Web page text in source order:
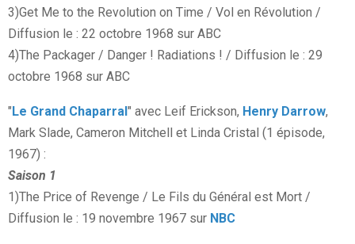
3)Get Me to the Revolution on Time / Vol en Révolution /
Diffusion le : 22 octobre 1968 sur ABC
4)The Packager / Danger ! Radiations ! / Diffusion le : 29
octobre 1968 sur ABC
"Le Grand Chaparral" avec Leif Erickson, Henry Darrow,
Mark Slade, Cameron Mitchell et Linda Cristal (1 épisode,
1967) :
Saison 1
1)The Price of Revenge / Le Fils du Général est Mort /
Diffusion le : 19 novembre 1967 sur NBC